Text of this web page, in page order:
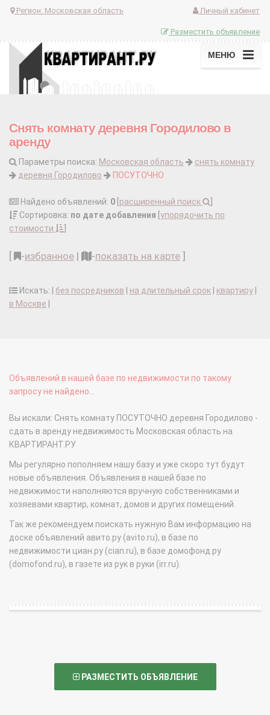
Регион: Московская область Личный кабинет
Разместить объявление
МЕНЮ
Снять комнату деревня Городилово в
аренду
Параметры поиска: Московская область
снять комнату
деревня Городилово
ПОСУТОЧНО
Найдено объявлений: 0 расширенный поиск
Сортировка: по дате добавления упорядочить по
стоимости
-избранное | -показать на карте
Искать: | без посредников на длительный срок квартиру
в Москве
Объявлений в нашей базе по недвижимости по такому
запросу не найдено...
Вы искали: Снять комнату ПОСУТОЧНО деревня Городилово -
сдать в аренду недвижимость Московская область на
КВАРТИРАНТ.РУ
Мы регулярно пополняем нашу базу и уже скоро тут будут
новые объявления. Объявления в нашей базе по
недвижимости наполняются вручную собственниками и
хозяевами квартир, комнат, домов и других помещений.
Так же рекомендуем поискать нужную Вам информацию на
доске объявлений авито.ру (avito.ru), в базе по
недвижимости циан.ру (cian.ru), в базе домофонд.ру
(domofond.ru), в газете из рук в руки (irr.ru).
РАЗМЕСТИТЬ ОБЪЯВЛЕНИЕ